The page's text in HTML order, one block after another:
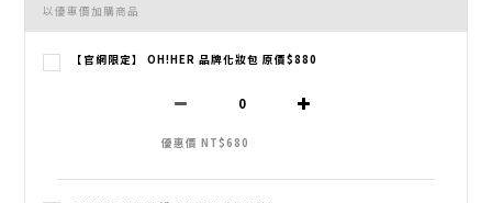
以優惠價加購商品
【官網限定】 OH!HER 品牌化妝包 原價$880
優惠價 NT$680